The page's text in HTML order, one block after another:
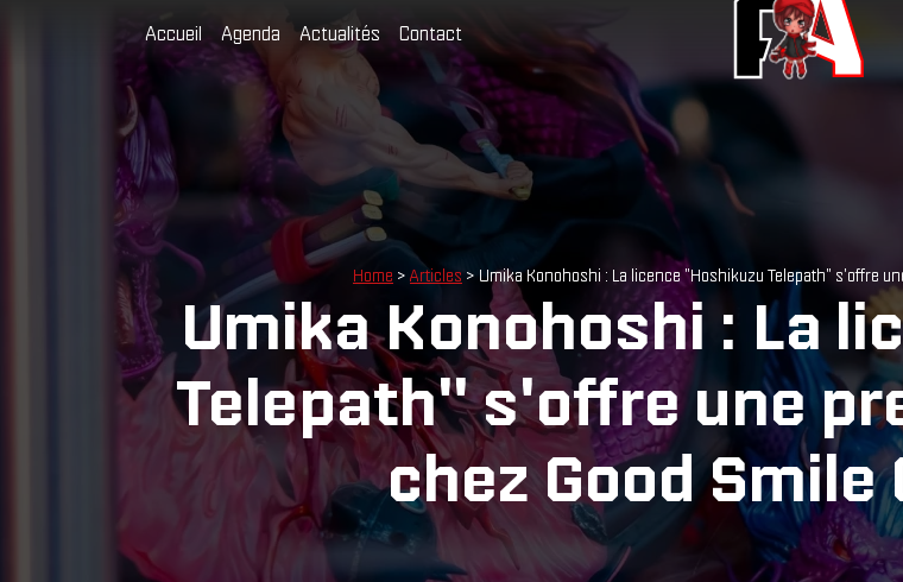
Accueil Agenda Actualités Contact
Home > Articles > Umika Konohoshi : La licence "Hoshikuzu Telepath" s'offre
Umika Konohoshi : La
Telepath" s'offre une
chez Good Smile